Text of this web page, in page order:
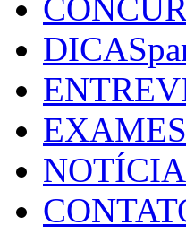
DICAS